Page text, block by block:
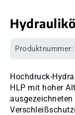
Produktnummer:
Hochdruck-
HLP mit hoher